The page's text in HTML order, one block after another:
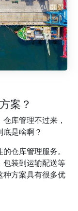
案？
库管理不过来，
是啥啊？
仓库管理服务。
包装到运输配送等
种方案具有很多优